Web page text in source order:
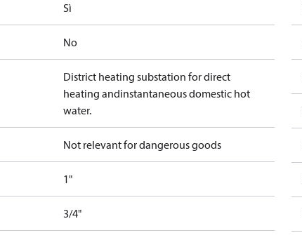
Sì
No
District heating substation for direct
heating andinstantaneous domestic hot
water.
Not relevant for dangerous goods
1"
3/4"